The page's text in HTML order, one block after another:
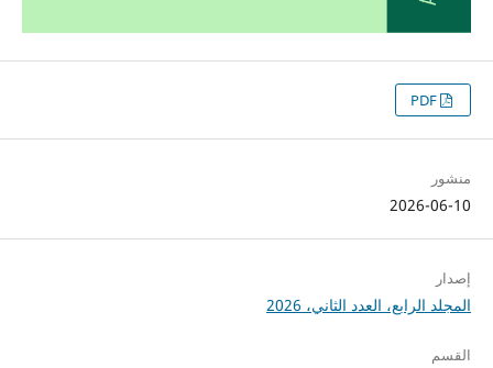
PDF
منشور
2026-06-10
إصدار
المجلد الرابع، العدد الثاني، 2026
القسم